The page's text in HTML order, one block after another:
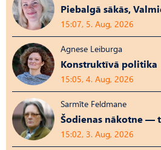
Piebalgā sākās,
15:07, 5. Aug, 2026
Agnese Leiburga
Konstruktīvā politika
15:05, 4. Aug, 2026
Sarmīte Feldmane
Šodienas nākotne —
15:02, 3. Aug, 2026